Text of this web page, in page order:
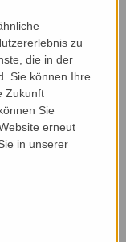
man
eine
weil vieles
Und
und
zu
die in der
Sie können Ihre
Zukunft
Sie
erneut
in unserer